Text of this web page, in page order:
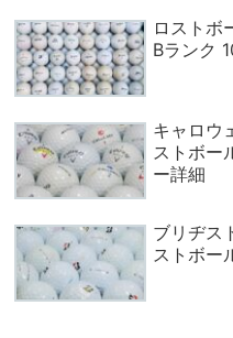
ロストボ
Bランク
キャロウ
ストボー
ー詳細
ブリヂス
ストボー